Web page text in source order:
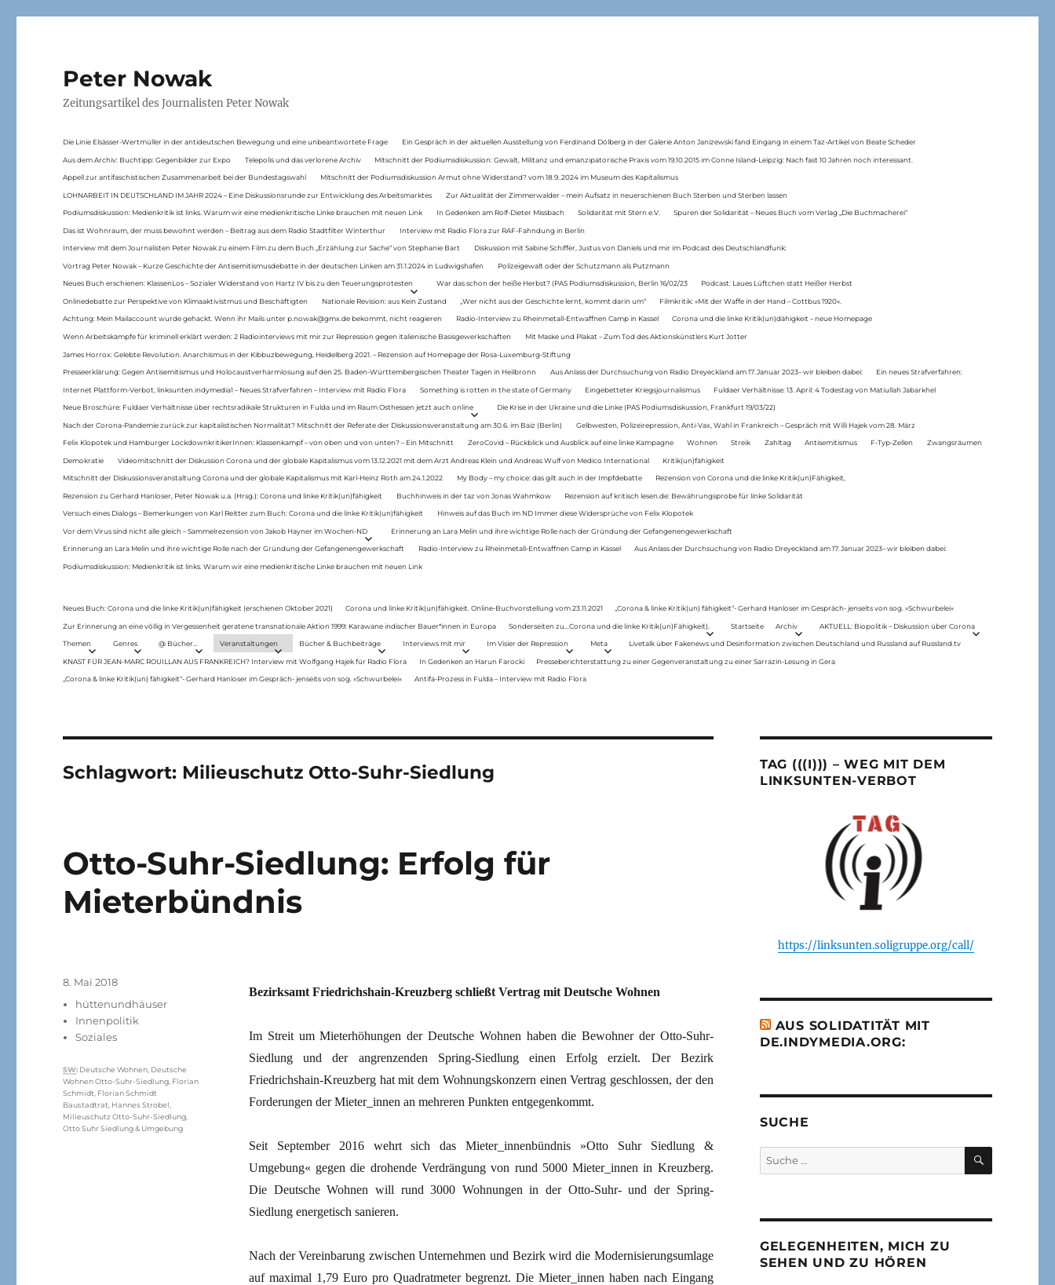
Peter Nowak
Zeitungsartikel des Journalisten Peter Nowak
Die Linie Elsässer-Wertmüller in der antideutschen Bewegung und eine unbeantwortete Frage Ein Gespräch in der aktuellen Ausstellung von Ferdinand Dölberg in der Galerie Anton Janizewski fand Eingang in einem Taz-Artikel von Beate Scheder
Aus dem Archiv: Buchtipp: Gegenbilder zur Expo Telepolis und das verlorene Archiv Mitschnitt der Podiumsdiskussion: Gewalt, Militanz und emanzipatorische Praxis vom 19.10.2015 im Conne Island-Leipzig: Nach fast 10 Jahren noch interessant.
Appell zur antifaschistischen Zusammenarbeit bei der Bundestagswahl Mitschnitt der Podiumsdiskussion Armut ohne Widerstand? vom 18.9..2024 im Museum des Kapitalismus
LOHNARBEIT IN DEUTSCHLAND IM JAHR 2024 – Eine Diskussionsrunde zur Entwicklung des Arbeitsmarktes Zur Aktualität der Zimmerwalder – mein Aufsatz in neuerschienen Buch Sterben und Sterben lassen
Podiumsdiskussion: Medienkritik ist links. Warum wir eine medienkritische Linke brauchen mit neuen Link In Gedenken am Rolf-Dieter Missbach Solidarität mit Stern e.V. Spuren der Solidarität – Neues Buch vom Verlag „Die Buchmacherei“
Das ist Wohnraum, der muss bewohnt werden – Beitrag aus dem Radio Stadtfilter Winterthur Interview mit Radio Flora zur RAF-Fahndung in Berlin
Interview mit dem Journalisten Peter Nowak zu einem Film zu dem Buch „Erzählung zur Sache“ von Stephanie Bart Diskussion mit Sabine Schiffer, Justus von Daniels und mir im Podcast des Deutschlandfunk:
Vortrag Peter Nowak – Kurze Geschichte der Antisemitismusdebatte in der deutschen Linken am 31.1.2024 in Ludwigshafen Polizeigewalt oder der Schutzmann als Putzmann
Neues Buch erschienen: KlassenLos – Sozialer Widerstand von Hartz IV bis zu den Teuerungsprotesten War das schon der heiße Herbst? (PAS Podiumsdiskussion, Berlin 16/02/23 Podcast: Laues Lüftchen statt Heißer Herbst
Onlinedebatte zur Perspektive von Klimaaktivistmus und Beschäftigten Nationale Revision: aus Kein Zustand „Wer nicht aus der Geschichte lernt, kommt darin um“ Filmkritik: »Mit der Waffe in der Hand – Cottbus 1920«.
Achtung: Mein Mailaccount wurde gehackt. Wenn ihr Mails unter p.nowak@gmx.de bekommt, nicht reagieren Radio-Interview zu Rheinmetall-Entwaffnen Camp in Kassel Corona und die linke Kritik(un)dähigkeit – neue Homepage
Wenn Arbeitskämpfe für kriminell erklärt werden: 2 Radiointerviews mit mir zur Repression gegen italienische Basisgewerkschaften Mit Maske und Plakat – Zum Tod des Aktionskünstlers Kurt Jotter
James Horrox: Gelebte Revolution. Anarchismus in der Kibbuzbewegung, Heidelberg 2021. – Rezension auf Homepage der Rosa-Luxemburg-Stiftung
Presseerklärung: Gegen Antisemitismus und Holocaustverharmlosung auf den 25. Baden-Württembergischen Theater Tagen in Heilbronn Aus Anlass der Durchsuchung von Radio Dreyeckland am 17.Januar 2023– wir bleiben dabei: Ein neues Strafverfahren:
Internet Plattform-Verbot, linksunten.indymedia1 – Neues Strafverfahren – Interview mit Radio Flora Something is rotten in the state of Germany Eingebetteter Kriegsjournalismus Fuldaer Verhältnisse: 13. April: 4 Todestag von Matiul­lah Jabarkhel
Neue Broschüre: Fuldaer Verhältnisse über rechtsradikale Strukturen in Fulda und im Raum Osthessen jetzt auch online Die Krise in der Ukraine und die Linke (PAS Podiumsdiskussion, Frankfurt 19/03/22)
Nach der Corona-Pandemie zurück zur kapitalistischen Normalität? Mitschnitt der Referate der Diskussionsveranstaltung am 30.6. im Baiz (Berlin) Gelbwesten, Polizeirepression, Anti-Vax, Wahl in Frankreich – Gespräch mit Willi Hajek vom 28. März
Felix Klopotek und Hamburger LockdownkritikerInnen: Klassenkampf – von oben und von unten? – Ein Mitschnitt ZeroCovid – Rückblick und Ausblick auf eine linke Kampagne Wohnen Streik Zahltag Antisemitismus F-Typ-Zellen Zwangsräumen
Demokratie Videomitschnitt der Diskussion Corona und der globale Kapitalismus vom 13.12.2021 mit dem Arzt Andreas Klein und Andreas Wulf von Medico International Kritik(un)fähigkeit
Mitschnitt der Diskussionsveranstaltung Corona und der globale Kapitalismus mit Karl-Heinz Roth am 24.1.2022 My Body – my choice: das gilt auch in der Impfdebatte Rezension von Corona und die linke Kritik(un)Fähigkeit,
Rezension zu Gerhard Hanloser, Peter Nowak u.a. (Hrsg.): Corona und linke Kritik(un)fähigkeit Buchhinweis in der taz von Jonas Wahmkow Rezension auf kritisch lesen.de: Bewährungsprobe für linke Solidarität
Versuch eines Dialogs – Bemerkungen von Karl Reitter zum Buch: Corona und die linke Kritik(un)fähigkeit Hinweis auf das Buch im ND Immer diese Widersprüche von Felix Klopotek
Vor dem Virus sind nicht alle gleich – Sammelrezension von Jakob Hayner im Wochen-ND Erinnerung an Lara Melin und ihre wichtige Rolle nach der Gründung der Gefangenengewerkschaft
Erinnerung an Lara Melin und ihre wichtige Rolle nach der Gründung der Gefangenengewerkschaft Radio-Interview zu Rheinmetall-Entwaffnen Camp in Kassel Aus Anlass der Durchsuchung von Radio Dreyeckland am 17.Januar 2023– wir bleiben dabei:
Podiumsdiskussion: Medienkritik ist links. Warum wir eine medienkritische Linke brauchen mit neuen Link
Neues Buch: Corona und die linke Kritik(un)fähigkeit (erschienen Oktober 2021) Corona und linke Kritik(un)fähigkeit. Online-Buchvorstellung vom 23.11.2021 „Corona & linke Kritik(un) fähigkeit“- Gerhard Hanloser im Gespräch- jenseits von sog. »Schwurbelei«
Zur Erinnerung an eine völlig in Vergessenheit geratene transnationale Aktion 1999: Karawane indischer Bauer*innen in Europa Sonderseiten zu…Corona und die linke Kritik(un)Fähigkeit). Startseite Archiv AKTUELL: Biopolitik – Diskussion über Corona
Themen Genres @ Bücher… Veranstaltungen Bücher & Buchbeiträge Interviews mit mir Im Visier der Repression Meta Livetalk über Fakenews und Desinformation zwischen Deutschland und Russland auf Russland.tv
KNAST FÜR JEAN-MARC ROUILLAN AUS FRANKREICH? Interview mit Wolfgang Hajek für Radio Flora In Gedenken an Harun Farocki Presseberichterstattung zu einer Gegenveranstaltung zu einer Sarrazin-Lesung in Gera
„Corona & linke Kritik(un) fähigkeit“- Gerhard Hanloser im Gespräch- jenseits von sog. »Schwurbelei« Antifa-Prozess in Fulda – Interview mit Radio Flora
Schlagwort: Milieuschutz Otto-Suhr-Siedlung
Otto-Suhr-Siedlung: Erfolg für
Mieterbündnis
Bezirksamt Friedrichshain-Kreuzberg schließt Vertrag mit Deutsche Wohnen
Im Streit um Mieterhöhungen der Deutsche Wohnen haben die Bewohner der Otto-Suhr-
Siedlung und der angrenzenden Spring-Siedlung einen Erfolg erzielt. Der Bezirk
Friedrichshain-Kreuzberg hat mit dem Wohnungskonzern einen Vertrag geschlossen, der den
Forderungen der Mieter_innen an mehreren Punkten entgegenkommt.
Seit September 2016 wehrt sich das Mieter_innenbündnis »Otto Suhr Siedlung &
Umgebung« gegen die drohende Verdrängung von rund 5000 Mieter_innen in Kreuzberg.
Die Deutsche Wohnen will rund 3000 Wohnungen in der Otto-Suhr- und der Spring-
Siedlung energetisch sanieren.
Nach der Vereinbarung zwischen Unternehmen und Bezirk wird die Modernisierungsumlage
auf maximal 1,79 Euro pro Quadratmeter begrenzt. Die Mieter_innen haben nach Eingang
Veröffentlicht
am
8. Mai 2018
Kategorien
hüttenundhäuser
Innenpolitik
Soziales
Schlagwörter
SW: Deutsche Wohnen Deutsche
Wohnen Otto-Suhr-Siedlung Florian
Schmidt Florian Schmidt
Baustadtrat Hannes Strobel
Milieuschutz Otto-Suhr-Siedlung
Otto Suhr Siedlung & Umgebung
TAG (((I))) – WEG MIT DEM
LINKSUNTEN-VERBOT
https://linksunten.soligruppe.org/call/
AUS SOLIDATITÄT MIT
DE.INDYMEDIA.ORG:
SUCHE
Suche
nach:
SUCHEN
GELEGENHEITEN, MICH ZU
SEHEN UND ZU HÖREN